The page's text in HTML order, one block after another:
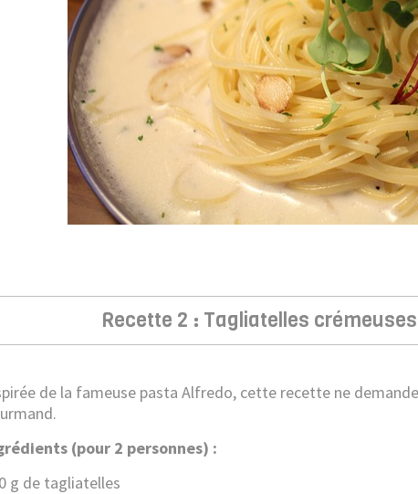
Recette 2 : Tagliatelles
de la fameuse pasta Alfredo, cette recette ne
(pour 2 personnes) :
g de tagliatelles